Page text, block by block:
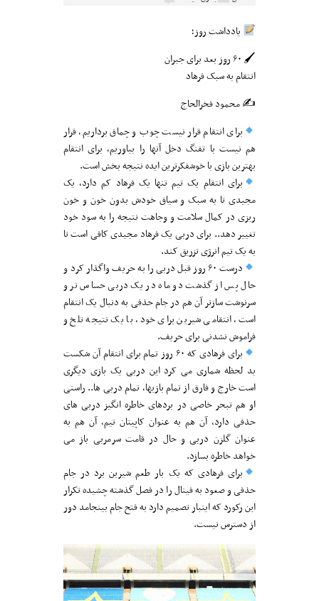
یادداشت روز؛
🖌 ۶۰ روز بعد برای جبران
انتقام به سبک فرهاد
✍️ محمود فخرالحاج
برای انتقام قرار نیست چوب و چماق برداریم، قرار
هم نیست با تفنگ دخل آنها را بیاوریم، برای انتقام
بهترین بازی با خوشفکرترین ایده نتیجه بخش است.
برای انتقام یک تیم تنها یک فرهاد کم دارد، یک
مجیدی تا به سبک و سیاق خودش بدون خون و خون
ریزی در کمال سلامت و وجاهت نتیجه را به سود خود
تغییر دهد.. برای دربی یک فرهاد مجیدی کافی است تا
به یک تیم انرژی تزریق کند.
درست ۶۰ روز قبل دربی را به حریف واگذار کرد و
حال پس از گذشت دو ماه در یک دربی حساس تر و
سرنوشت سازتر آن هم در جام حذفی به دنبال یک انتقام
است، انتقامی شیرین برای خود، با یک نتیجه تلخ و
فراموش نشدنی برای حریف.
برای فرهادی که ۶۰ روز تمام برای انتقام آن شکست
بد لحظه شماری می کرد این دربی یک بازی دیگری
است خارج و فارق از تمام بازیها، تمام دربی ها.. راستی
او هم تبحر خاصی در بردهای خاطره انگیز دربی های
حذفی دارد، آن هم به عنوان کاپیتان تیم، آن هم به
عنوان گلزن دربی و حال در قامت سرمربی باز می
خواهد خاطره بسازد.
برای فرهادی که یک بار طعم شیرین برد در جام
حذفی و صعود به فینال را در فصل گذشته چشیده تکرار
این رکورد که اینبار تصمیم دارد به فتح جام بینجامد دور
از دسترس نیست.